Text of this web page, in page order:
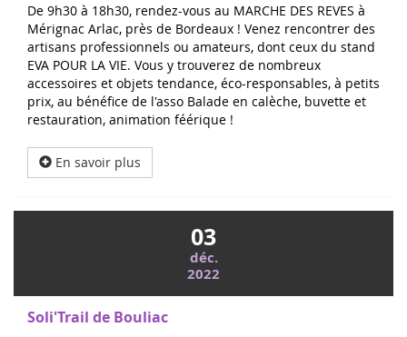
De 9h30 à 18h30, rendez-vous au MARCHE DES REVES à
Mérignac Arlac, près de Bordeaux ! Venez rencontrer des
artisans professionnels ou amateurs, dont ceux du stand
EVA POUR LA VIE. Vous y trouverez de nombreux
accessoires et objets tendance, éco-responsables, à petits
prix, au bénéfice de l'asso Balade en calèche, buvette et
restauration, animation féérique !
En savoir plus
03
déc.
2022
Soli'Trail de Bouliac